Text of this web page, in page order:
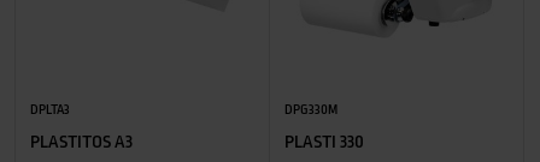
DPLTA3
PLASTITOS A3
DPG330M
PLASTI 330